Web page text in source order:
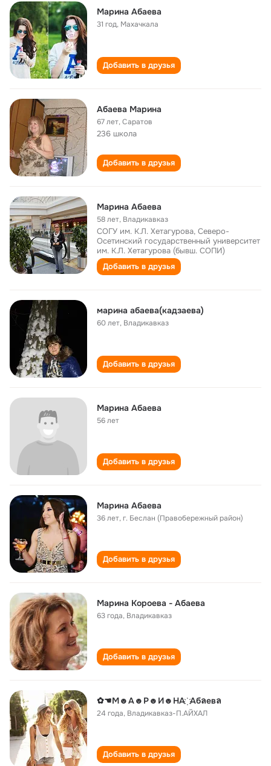
Марина Абаева
31 год, Махачкала
Добавить в друзья
Абаева Марина
67 лет,Саратов
236 школа
Добавить в друзья
Марина Абаева
58 лет, Владикавказ
СОГУ им. К.Л. Хетагурова, Северо-
Осетинский государственный университет
им. К.Л. Хетагурова (бывш. СОПИ)
Добавить в друзья
марина абаева(кадзаева)
60 лет, Владикавказ
Добавить в друзья
Марина Абаева
56 лет
Добавить в друзья
Марина Абаева
36 лет,г. Беслан (Правобережный район)
Добавить в друзья
Марина Короева - Абаева
63 года, Владикавказ
Добавить в друзья
✿☚М☻А☻Р☻И☻НА ҉ Абลевล
24 года, Владикавказ-П.АЙХАЛ
Добавить в друзья